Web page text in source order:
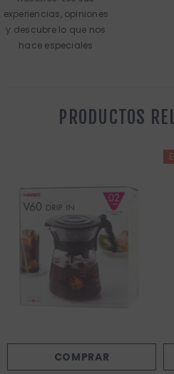
experiencias, opiniones
y descubre lo que nos
hace especiales
PRODUCTOS
COMPRAR